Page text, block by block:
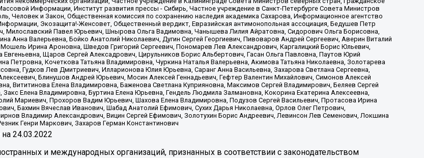
Информации, Институт развития прессы - Сибирь, Частное учреждение в Санкт-Петербурге Совета Министров
Человек и Закон, Общественная комиссия по сохранению наследия академика Сахарова, Информационное агентство
Экозащита!-Женсовет, Общественный вердикт, Евразийская антимонопольная ассоциация, Бедушев Петр
Милославский Павел Юрьевич, Шнырова Ольга Вадимовна, Чанышева Лилия Айратовна, Сидорович Ольга Борисовна,
Анна Валерьевна, Бойко Анатолий Николаевич, Дугин Сергей Георгиевич, Пивоваров Андрей Сергеевич, Аверин Виталий
Ирина Ароновна, Шведов Григорий Сергеевич, Пономарев Лев Александрович, Каргалицкий Борис Юльевич,
Щаров Сергей Алексадрович, Цирульников Борис Альбертович, Гасан Ольга Павловна, Паутов Юрий
Петровна, Кочеткова Татьяна Владимировна, Чуркина Наталья Валерьевна, Акимова Татьяна Николаевна, Золотарева
Гудков Лев Дмитриевич, Илларионова Юлия Юрьевна, Саранг Анна Васильевна, Захарова Светлана Сергеевна,
Блинушов Андрей Юрьевич, Мосин Алексей Геннадьевич, Гефтер Валентин Михайлович, Симонов Алексей
Вититинова Елена Владимировна, Баженова Светлана Куприяновна, Максимов Сергей Владимирович, Беляев Сергей
Елена Владимировна, Буртина Елена Юрьевна, Гендель Людмила Залмановна, Кокорина Екатерина Алексеевна,
Мариевич, Прохоров Вадим Юрьевич, Шахова Елена Владимировна, Подузов Сергей Васильевич, Протасова Ирина
Бахмин Вячеслав Иванович, Шабад Анатолий Ефимович, Сухих Дарья Николаевна, Орлов Олег Петрович,
Владимир Александрович, Вицин Сергей Ефимович, Золотухин Борис Андреевич, Левинсон Лев Семенович, Локшина
Генри Маркович, Захаров Герман Константинович
24.03.2022
и международных организаций, признанных в соответствии с законодательством